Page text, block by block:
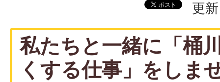
更
私たちと一緒に「桶
くする仕事」をしま